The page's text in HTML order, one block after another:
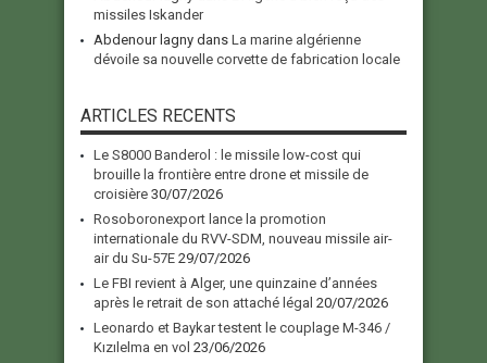
missiles Iskander
Abdenour lagny dans La marine algérienne
dévoile sa nouvelle corvette de fabrication locale
ARTICLES RECENTS
Le S8000 Banderol : le missile low-cost qui
brouille la frontière entre drone et missile de
croisière 30/07/2026
Rosoboronexport lance la promotion
internationale du RVV-SDM, nouveau missile air-
air du Su-57E 29/07/2026
Le FBI revient à Alger, une quinzaine d’années
après le retrait de son attaché légal 20/07/2026
Leonardo et Baykar testent le couplage M-346 /
Kızılelma en vol 23/06/2026